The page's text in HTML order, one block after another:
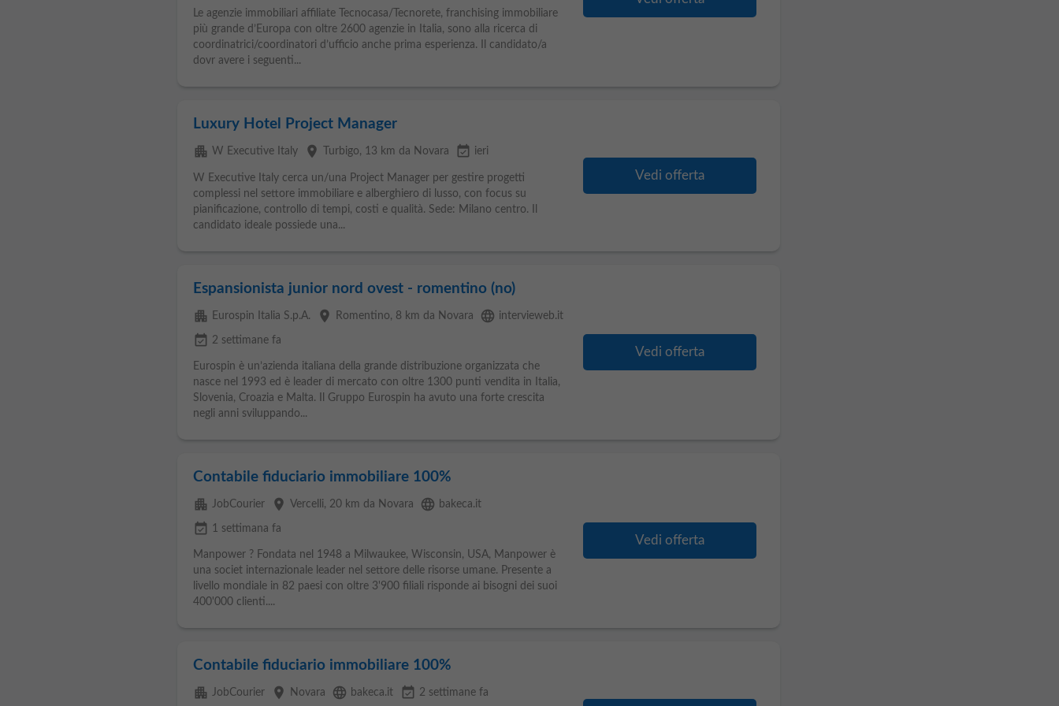
Le agenzie immobiliari affiliate Tecnocasa/Tecnorete, franchising immobiliare
più grande d’Europa con oltre 2600 agenzie in Italia, sono alla ricerca di
coordinatrici/coordinatori d’ufficio anche prima esperienza. Il candidato/a
dovr avere i seguenti...
Luxury Hotel Project Manager
apartment W Executive Italy place Turbigo, 13 km da Novara event_available ieri
W Executive Italy cerca un/una Project Manager per gestire progetti
complessi nel settore immobiliare e alberghiero di lusso, con focus su
pianificazione, controllo di tempi, costi e qualità. Sede: Milano centro. Il
candidato ideale possiede una...
Vedi offerta
Espansionista junior nord ovest - romentino (no)
apartment Eurospin Italia S.p.A. place Romentino, 8 km da Novara language intervieweb.it
event_available 2 settimane fa
Eurospin è un’azienda italiana della grande distribuzione organizzata che
nasce nel 1993 ed è leader di mercato con oltre 1300 punti vendita in Italia,
Slovenia, Croazia e Malta. Il Gruppo Eurospin ha avuto una forte crescita
negli anni sviluppando...
Vedi offerta
Contabile fiduciario immobiliare 100%
apartment JobCourier place Vercelli, 20 km da Novara language bakeca.it
event_available 1 settimana fa
Manpower ? Fondata nel 1948 a Milwaukee, Wisconsin, USA, Manpower è
una societ internazionale leader nel settore delle risorse umane. Presente a
livello mondiale in 82 paesi con oltre 3'900 filiali risponde ai bisogni dei suoi
400'000 clienti....
Vedi offerta
Contabile fiduciario immobiliare 100%
apartment JobCourier place Novara language bakeca.it event_available 2 settimane fa